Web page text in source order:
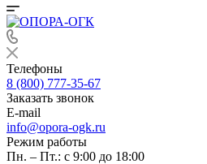
Телефоны
8 (800) 777-35-67
Заказать звонок
E-mail
info@opora-ogk.ru
Режим работы
Пн. – Пт.: с 9:00 до 18:00